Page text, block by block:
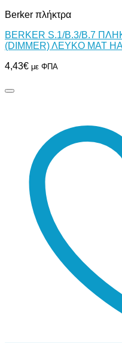
Berker πλήκτρα
BERKER S.1/B.3/B.7
(DIMMER) ΛΕΥΚΟ ΜΑΤ
4,43€ με ΦΠΑ